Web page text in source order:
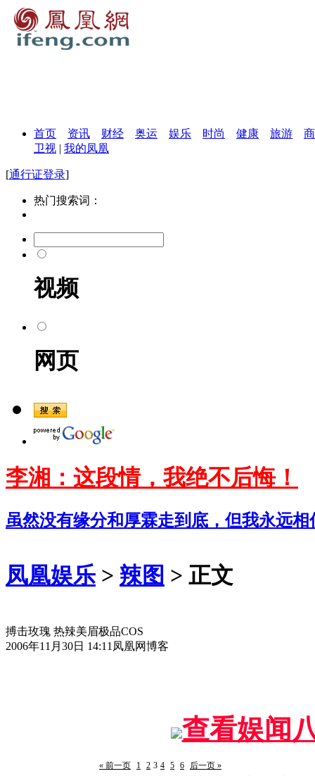
首页 资讯 财经 奥运 娱乐 时尚 健康 旅游
卫视 | 我的凤凰
[通行证登录]
热门搜索词：
视频
网页
李湘：这段情，我绝不后悔！
虽然没有缘分和厚霖走到底，但我永远
凤凰娱乐 > 辣图 > 正文
搏击玫瑰 热辣美眉极品COS
2006年11月30日 14:11 凤凰网博客
查看娱闻
« 前一页 1 2 3 4 5 6 后一页 »